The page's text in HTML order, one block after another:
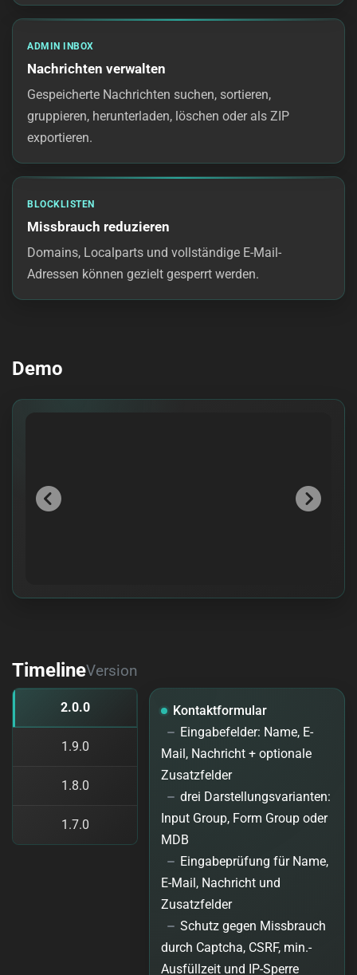
ADMIN INBOX
Nachrichten verwalten
Gespeicherte Nachrichten suchen, sortieren,
gruppieren, herunterladen, löschen oder als ZIP
exportieren.
BLOCKLISTEN
Missbrauch reduzieren
Domains, Localparts und vollständige E-Mail-
Adressen können gezielt gesperrt werden.
Demo
zurück weiter
TimelineVersion
2.0.0
1.9.0
1.8.0
1.7.0
Kontaktformular
Eingabefelder: Name, E-
Mail, Nachricht + optionale
Zusatzfelder
drei Darstellungsvarianten:
Input Group, Form Group oder
MDB
Eingabeprüfung für Name,
E-Mail, Nachricht und
Zusatzfelder
Schutz gegen Missbrauch
durch Captcha, CSRF, min.-
Ausfüllzeit und IP-Sperre